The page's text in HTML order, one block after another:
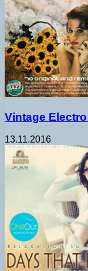
Vintage
13.11.2016